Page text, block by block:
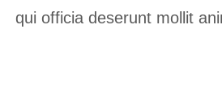
qui officia deserunt mollit